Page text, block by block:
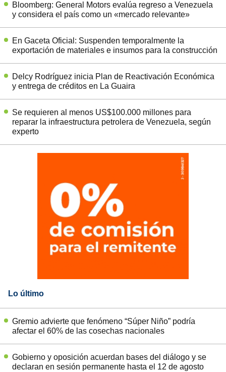
Bloomberg: General Motors evalúa regreso a Venezuela
y considera el país como un «mercado relevante»
En Gaceta Oficial: Suspenden temporalmente la
exportación de materiales e insumos para la construcción
Delcy Rodríguez inicia Plan de Reactivación Económica
y entrega de créditos en La Guaira
Se requieren al menos US$100.000 millones para
reparar la infraestructura petrolera de Venezuela, según
experto
Lo último
Gremio advierte que fenómeno “Súper Niño” podría
afectar el 60% de las cosechas nacionales
Gobierno y oposición acuerdan bases del diálogo y se
declaran en sesión permanente hasta el 12 de agosto